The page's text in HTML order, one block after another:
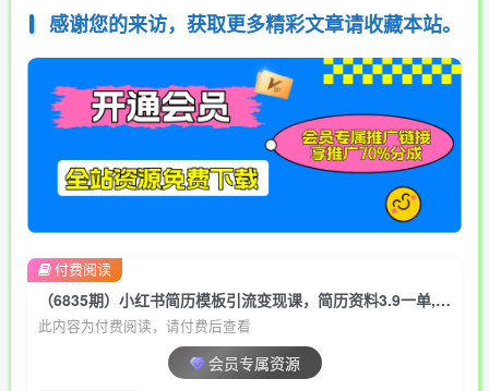
感谢您的来访，获取更多精彩文章请收藏本站。
（6835期）小红书简历模板引流变现课，简历资料3.9一单,轻松一月2000单+（教程+资料）
此内容为付费阅读，请付费后查看
会员专属资源
付费阅读